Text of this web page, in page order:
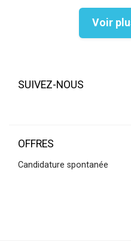
Voir
SUIVEZ-NOUS
OFFRES
Candidature spontanée